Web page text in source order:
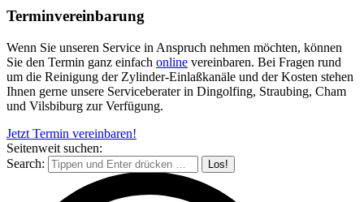
Terminvereinbarung
Wenn Sie unseren Service in Anspruch nehmen möchten, können
Sie den Termin ganz einfach online vereinbaren. Bei Fragen rund
um die Reinigung der Zylinder-Einlaßkanäle und der Kosten stehen
Ihnen gerne unsere Serviceberater in Dingolfing, Straubing, Cham
und Vilsbiburg zur Verfügung.
Jetzt Termin vereinbaren!
Seitenweit suchen:
Search: